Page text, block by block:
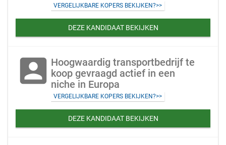
VERGELIJKBARE KOPERS BEKIJKEN?>>
DEZE KANDIDAAT BEKIJKEN
account_box Hoogwaardig transportbedrijf te
koop gevraagd actief in een
niche in Europa
VERGELIJKBARE KOPERS BEKIJKEN?>>
DEZE KANDIDAAT BEKIJKEN